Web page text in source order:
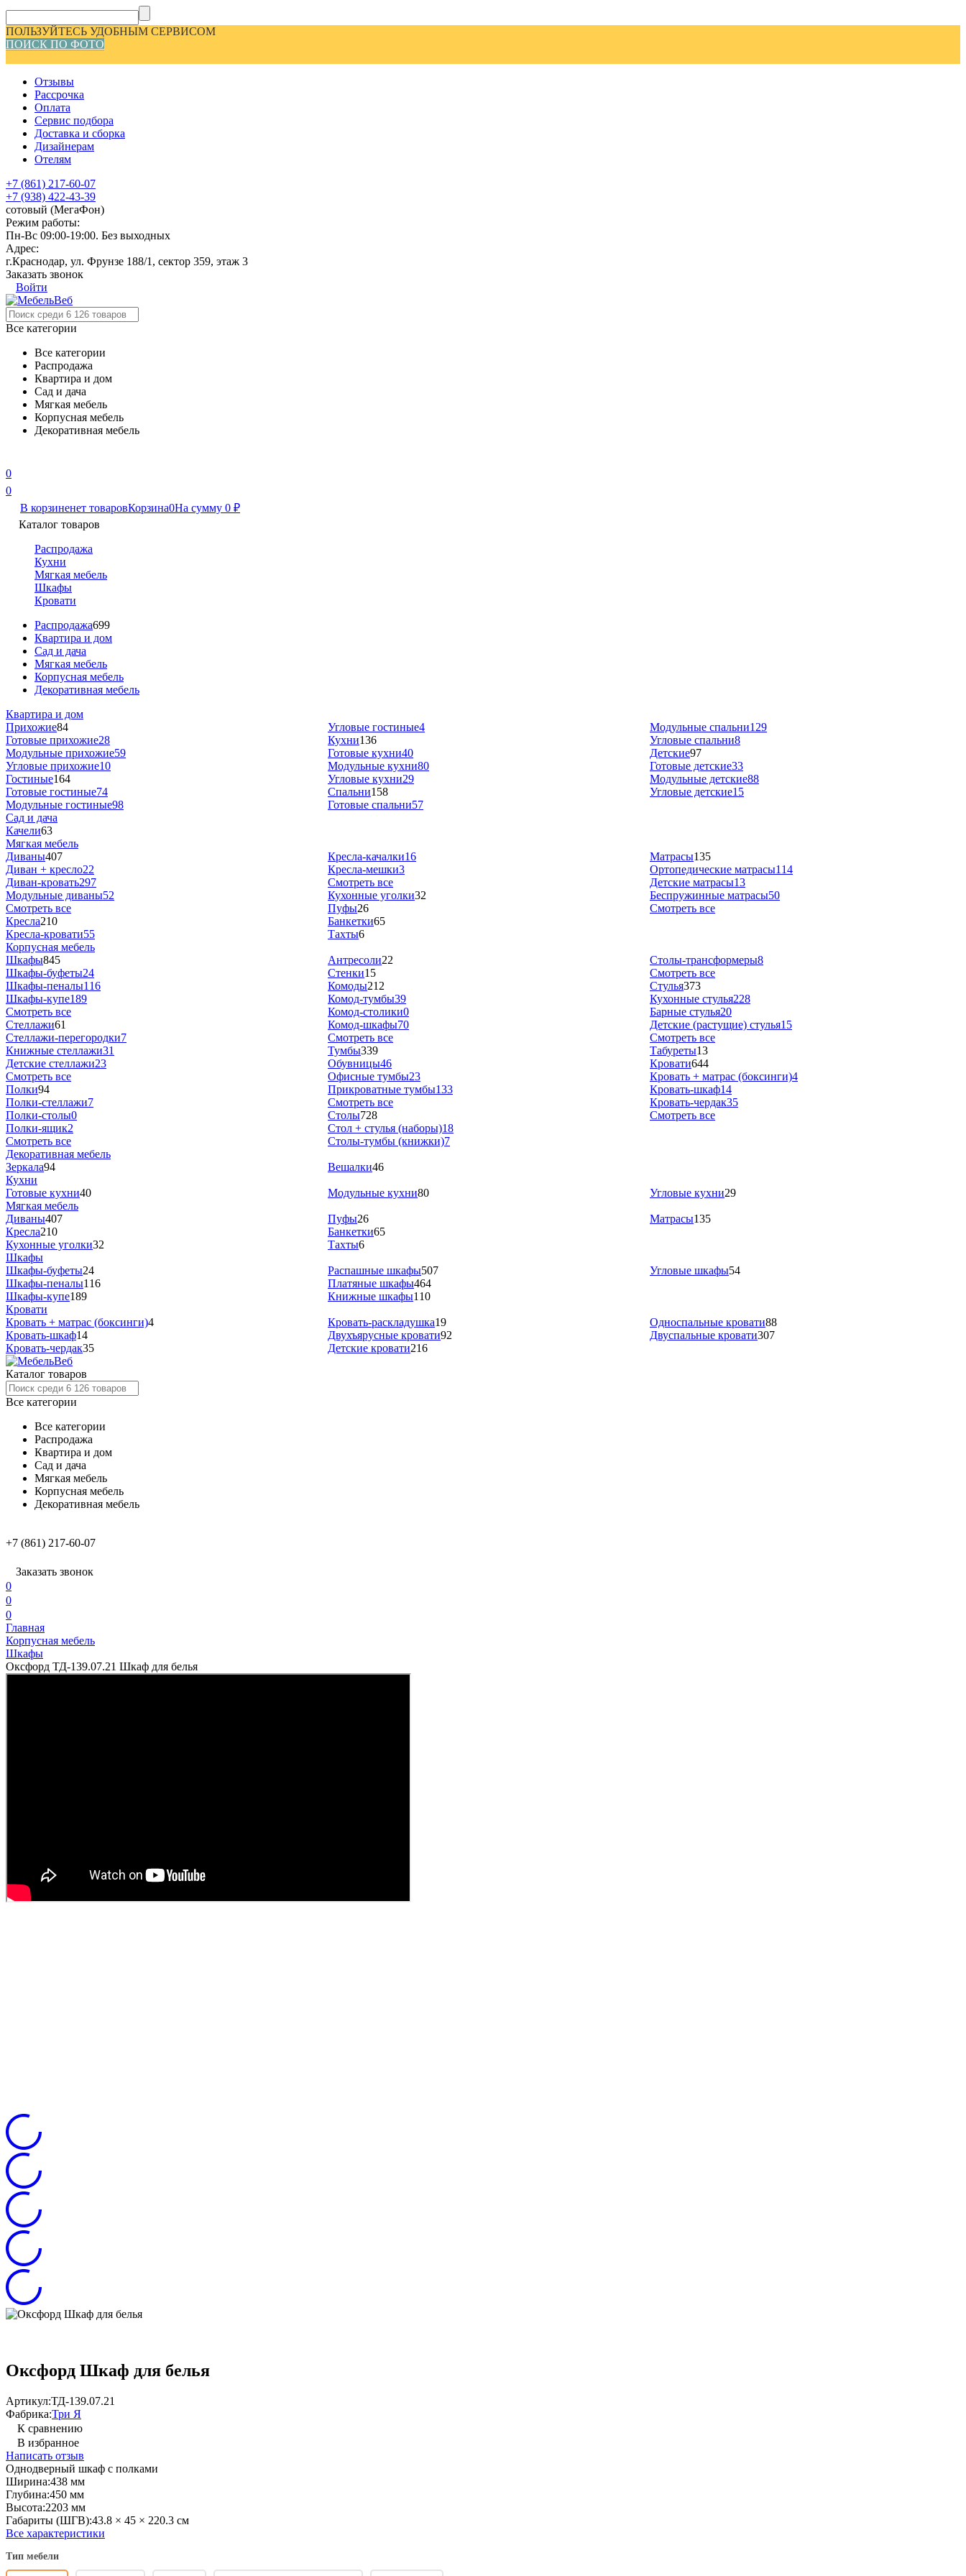
ПОЛЬЗУЙТЕСЬ УДОБНЫМ СЕРВИСОМ
ПОИСК ПО ФОТО
Отзывы
Рассрочка
Оплата
Сервис подбора
Доставка и сборка
Дизайнерам
Отелям
+7 (861) 217-60-07
+7 (938) 422-43-39
сотовый (МегаФон)
Режим работы:
Пн-Вс 09:00-19:00. Без выходных
Адрес:
г.Краснодар, ул. Фрунзе 188/1, сектор 359, этаж 3
Заказать звонок
Войти
Все категории
Все категории
Распродажа
Квартира и дом
Сад и дача
Мягкая мебель
Корпусная мебель
Декоративная мебель
0
0
В корзиненет товаровКорзина0На сумму 0 ₽
Каталог товаров
Распродажа
Кухни
Мягкая мебель
Шкафы
Кровати
Распродажа699
Квартира и дом
Сад и дача
Мягкая мебель
Корпусная мебель
Декоративная мебель
Квартира и дом
Прихожие84
Готовые прихожие28
Модульные прихожие59
Угловые прихожие10
Гостиные164
Готовые гостиные74
Модульные гостиные98
Угловые гостиные4
Кухни136
Готовые кухни40
Модульные кухни80
Угловые кухни29
Спальни158
Готовые спальни57
Модульные спальни129
Угловые спальни8
Детские97
Готовые детские33
Модульные детские88
Угловые детские15
Сад и дача
Качели63
Мягкая мебель
Диваны407
Диван + кресло22
Диван-кровать297
Модульные диваны52
Смотреть все
Кресла210
Кресла-кровати55
Кресла-качалки16
Кресла-мешки3
Смотреть все
Кухонные уголки32
Пуфы26
Банкетки65
Тахты6
Матрасы135
Ортопедические матрасы114
Детские матрасы13
Беспружинные матрасы50
Смотреть все
Корпусная мебель
Шкафы845
Шкафы-буфеты24
Шкафы-пеналы116
Шкафы-купе189
Смотреть все
Стеллажи61
Стеллажи-перегородки7
Книжные стеллажи31
Детские стеллажи23
Смотреть все
Полки94
Полки-стеллажи7
Полки-столы0
Полки-ящик2
Смотреть все
Антресоли22
Стенки15
Комоды212
Комод-тумбы39
Комод-столики0
Комод-шкафы70
Смотреть все
Тумбы339
Обувницы46
Офисные тумбы23
Прикроватные тумбы133
Смотреть все
Столы728
Стол + стулья (наборы)18
Столы-тумбы (книжки)7
Столы-трансформеры8
Смотреть все
Стулья373
Кухонные стулья228
Барные стулья20
Детские (растущие) стулья15
Смотреть все
Табуреты13
Кровати644
Кровать + матрас (боксинги)4
Кровать-шкаф14
Кровать-чердак35
Смотреть все
Декоративная мебель
Зеркала94 Вешалки46
Кухни
Готовые кухни40 Модульные кухни80 Угловые кухни29
Мягкая мебель
Диваны407
Кресла210
Кухонные уголки32
Пуфы26
Банкетки65
Тахты6
Матрасы135
Шкафы
Шкафы-буфеты24
Шкафы-пеналы116
Шкафы-купе189
Распашные шкафы507
Платяные шкафы464
Книжные шкафы110
Угловые шкафы54
Кровати
Кровать + матрас (боксинги)4
Кровать-шкаф14
Кровать-чердак35
Кровать-раскладушка19
Двухъярусные кровати92
Детские кровати216
Односпальные кровати88
Двуспальные кровати307
Каталог товаров
Все категории
Все категории
Распродажа
Квартира и дом
Сад и дача
Мягкая мебель
Корпусная мебель
Декоративная мебель
+7 (861) 217-60-07
Заказать звонок
0
0
0
Главная
Корпусная мебель
Шкафы
Оксфорд ТД-139.07.21 Шкаф для белья
Оксфорд Шкаф для белья
Артикул:ТД-139.07.21
Фабрика:Три Я
К сравнению
В избранное
Написать отзыв
Однодверный шкаф с полками
Ширина:438 мм
Глубина:450 мм
Высота:2203 мм
Габариты (ШГВ):43.8 × 45 × 220.3 см
Все характеристики
Тип мебели